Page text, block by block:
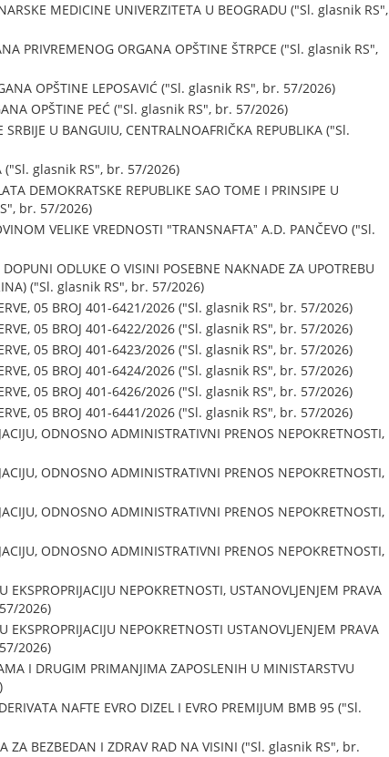
MEDICINE UNIVERZITETA U BEOGRADU ("Sl. glasnik RS",
PRIVREMENOG ORGANA OPŠTINE ŠTRPCE ("Sl. glasnik RS",
OPŠTINE LEPOSAVIĆ ("Sl. glasnik RS", br. 57/2026)
OPŠTINE PEĆ ("Sl. glasnik RS", br. 57/2026)
U BANGUIU, CENTRALNOAFRIČKA REPUBLIKA ("Sl.
("Sl. glasnik RS", br. 57/2026)
DEMOKRATSKE REPUBLIKE SAO TOME I PRINSIPE U
br. 57/2026)
VELIKE VREDNOSTI "TRANSNAFTAˮ A.D. PANČEVO ("Sl.
ODLUKE O VISINI POSEBNE NAKNADE ZA UPOTREBU
("Sl. glasnik RS", br. 57/2026)
05 BROJ 401-6421/2026 ("Sl. glasnik RS", br. 57/2026)
05 BROJ 401-6422/2026 ("Sl. glasnik RS", br. 57/2026)
05 BROJ 401-6423/2026 ("Sl. glasnik RS", br. 57/2026)
05 BROJ 401-6424/2026 ("Sl. glasnik RS", br. 57/2026)
05 BROJ 401-6426/2026 ("Sl. glasnik RS", br. 57/2026)
05 BROJ 401-6441/2026 ("Sl. glasnik RS", br. 57/2026)
ODNOSNO ADMINISTRATIVNI PRENOS NEPOKRETNOSTI,
ODNOSNO ADMINISTRATIVNI PRENOS NEPOKRETNOSTI,
ODNOSNO ADMINISTRATIVNI PRENOS NEPOKRETNOSTI,
ODNOSNO ADMINISTRATIVNI PRENOS NEPOKRETNOSTI,
NEPOKRETNOSTI, USTANOVLJENJEM PRAVA
2026)
NEPOKRETNOSTI USTANOVLJENJEM PRAVA
2026)
I DRUGIM PRIMANJIMA ZAPOSLENIH U MINISTARSTVU
NAFTE EVRO DIZEL I EVRO PREMIJUM BMB 95 ("Sl.
ZA BEZBEDAN I ZDRAV RAD NA VISINI ("Sl. glasnik RS", br.